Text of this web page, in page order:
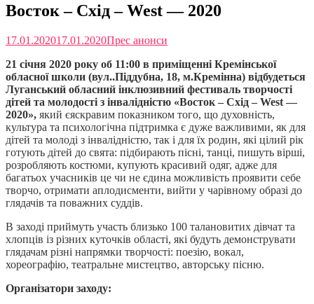
Восток – Схід – West — 2020
17.01.202017.01.2020Прес анонси
21 січня 2020 року об 11:00 в приміщенні Кремінської
обласної школи (вул..Піддубна, 18, м.Кремінна) відбудеться
Луганський обласний інклюзивний фестиваль творчості
дітей та молодості з інвалідністю «Восток – Схід – West —
2020», який єяскравим показником того, що духовність,
культура та психологічна підтримка є дуже важливими, як для
дітей та молоді з інвалідністю, так і для їх родин, які цілий рік
готують дітей до свята: підбирають пісні, танці, пишуть вірші,
розробляють костюми, купують красивий одяг, адже для
багатьох учасників це чи не єдина можливість проявити себе
творчо, отримати аплодисменти, вийти у чарівному образі до
глядачів та поважних суддів.
В заході приймуть участь близько 100 талановитих дівчат та
хлопців із різних куточків області, які будуть демонструвати
глядачам різні напрямки творчості: поезію, вокал,
хореографію, театральне мистецтво, авторську пісню.
Організатори заходу: